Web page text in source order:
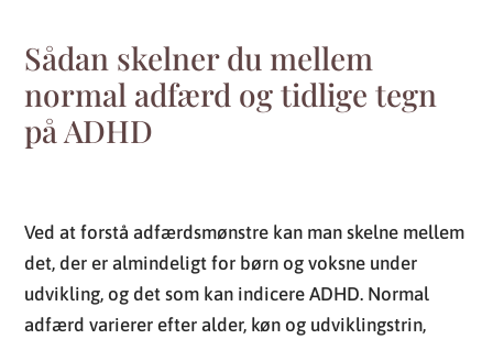
Sådan skelner du mellem
normal adfærd og tidlige tegn
på ADHD
Ved at forstå adfærdsmønstre kan man skelne mellem
det, der er almindeligt for børn og voksne under
udvikling, og det som kan indicere ADHD. Normal
adfærd varierer efter alder, køn og udviklingstrin,